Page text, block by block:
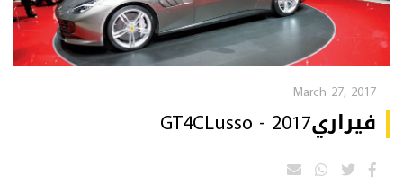
March 27, 2017
فيراريGT4CLusso - 2017